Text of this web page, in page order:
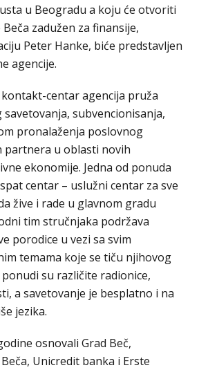
u Beogradu a koju će otvoriti
zadužen za finansije,
Peter Hanke, biće predstavljen
agencije.
centar agencija pruža
subvencionisanja,
pronalaženja poslovnog
partnera u oblasti novih
ekonomije. Jedna od ponuda
centar – uslužni centar za sve
žive i rade u glavnom gradu
tim stručnjaka podržava
porodice u vezi sa svim
temama koje se tiču njihovog
su različite radionice,
a savetovanje je besplatno i na
jezika.
osnovali Grad Beč,
Unicredit banka i Erste